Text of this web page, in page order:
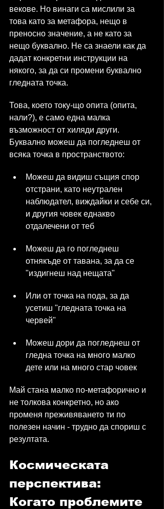
векове. Но винаги са мислили за
това като за метафора, нещо в
преносно значение, а не като за
нещо буквално. Не са знаели как да
дадат конкретни инструкции на
някого, за да си промени буквално
гледната точка.
Това, което току-що опита (опита,
нали?), е само една малка
възможност от хиляди други.
Буквално можеш да погледнеш от
всяка точка в пространството:
Можеш да видиш същия спор
отстрани, като неутрален
наблюдател, виждайки и себе си,
и другия човек еднакво
отдалечени от теб
Можеш да го погледнеш
отнякъде от тавана, за да се
"издигнеш над нещата"
Или от точка на пода, за да
усетиш "гледната точка на
червей"
Можеш дори да погледнеш от
гледна точка на много малко
дете или на много стар човек
Май стана малко по-метафорично и
не толкова конкретно, но ако
променя преживяването ти по
полезен начин - трудно да спориш с
резултата.
Космическата
перспектива:
Когато проблемите